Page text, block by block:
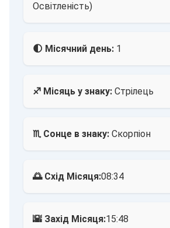
Освітленість)
🌓 Місячний день: 1
♐ Місяць у знаку: Стрілець
♏ Сонце в знаку: Скорпіон
🌅 Схід Місяця:08:34
🌇 Захід Місяця:15:48